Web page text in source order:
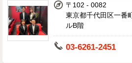
〒102 - 0082
東京都千代田区一番
ルB階
03-6261-2451